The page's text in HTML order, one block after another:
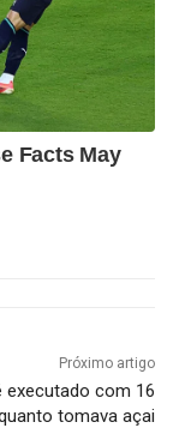
Facts May
Próximo artigo
executado com 16
tomava açai